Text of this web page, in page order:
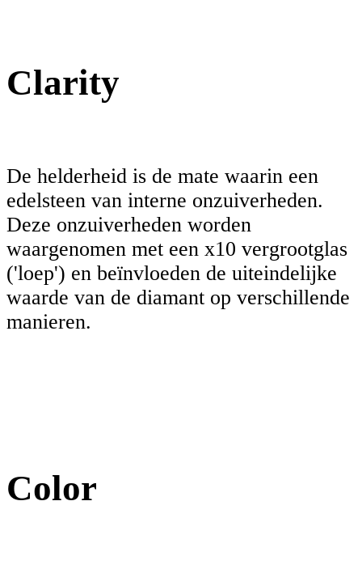
Clarity
De helderheid is de mate waarin een
edelsteen van interne onzuiverheden.
Deze onzuiverheden worden
waargenomen met een x10 vergrootglas
('loep') en beïnvloeden de uiteindelijke
waarde van de diamant op verschillende
manieren.
Color